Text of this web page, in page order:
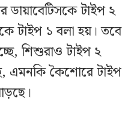
ডায়াবেটিসকে টাইপ ২
টাইপ ১ বলা হয়। তবে
শিশুরাও টাইপ ২
এমনকি কৈশোরে টাইপ